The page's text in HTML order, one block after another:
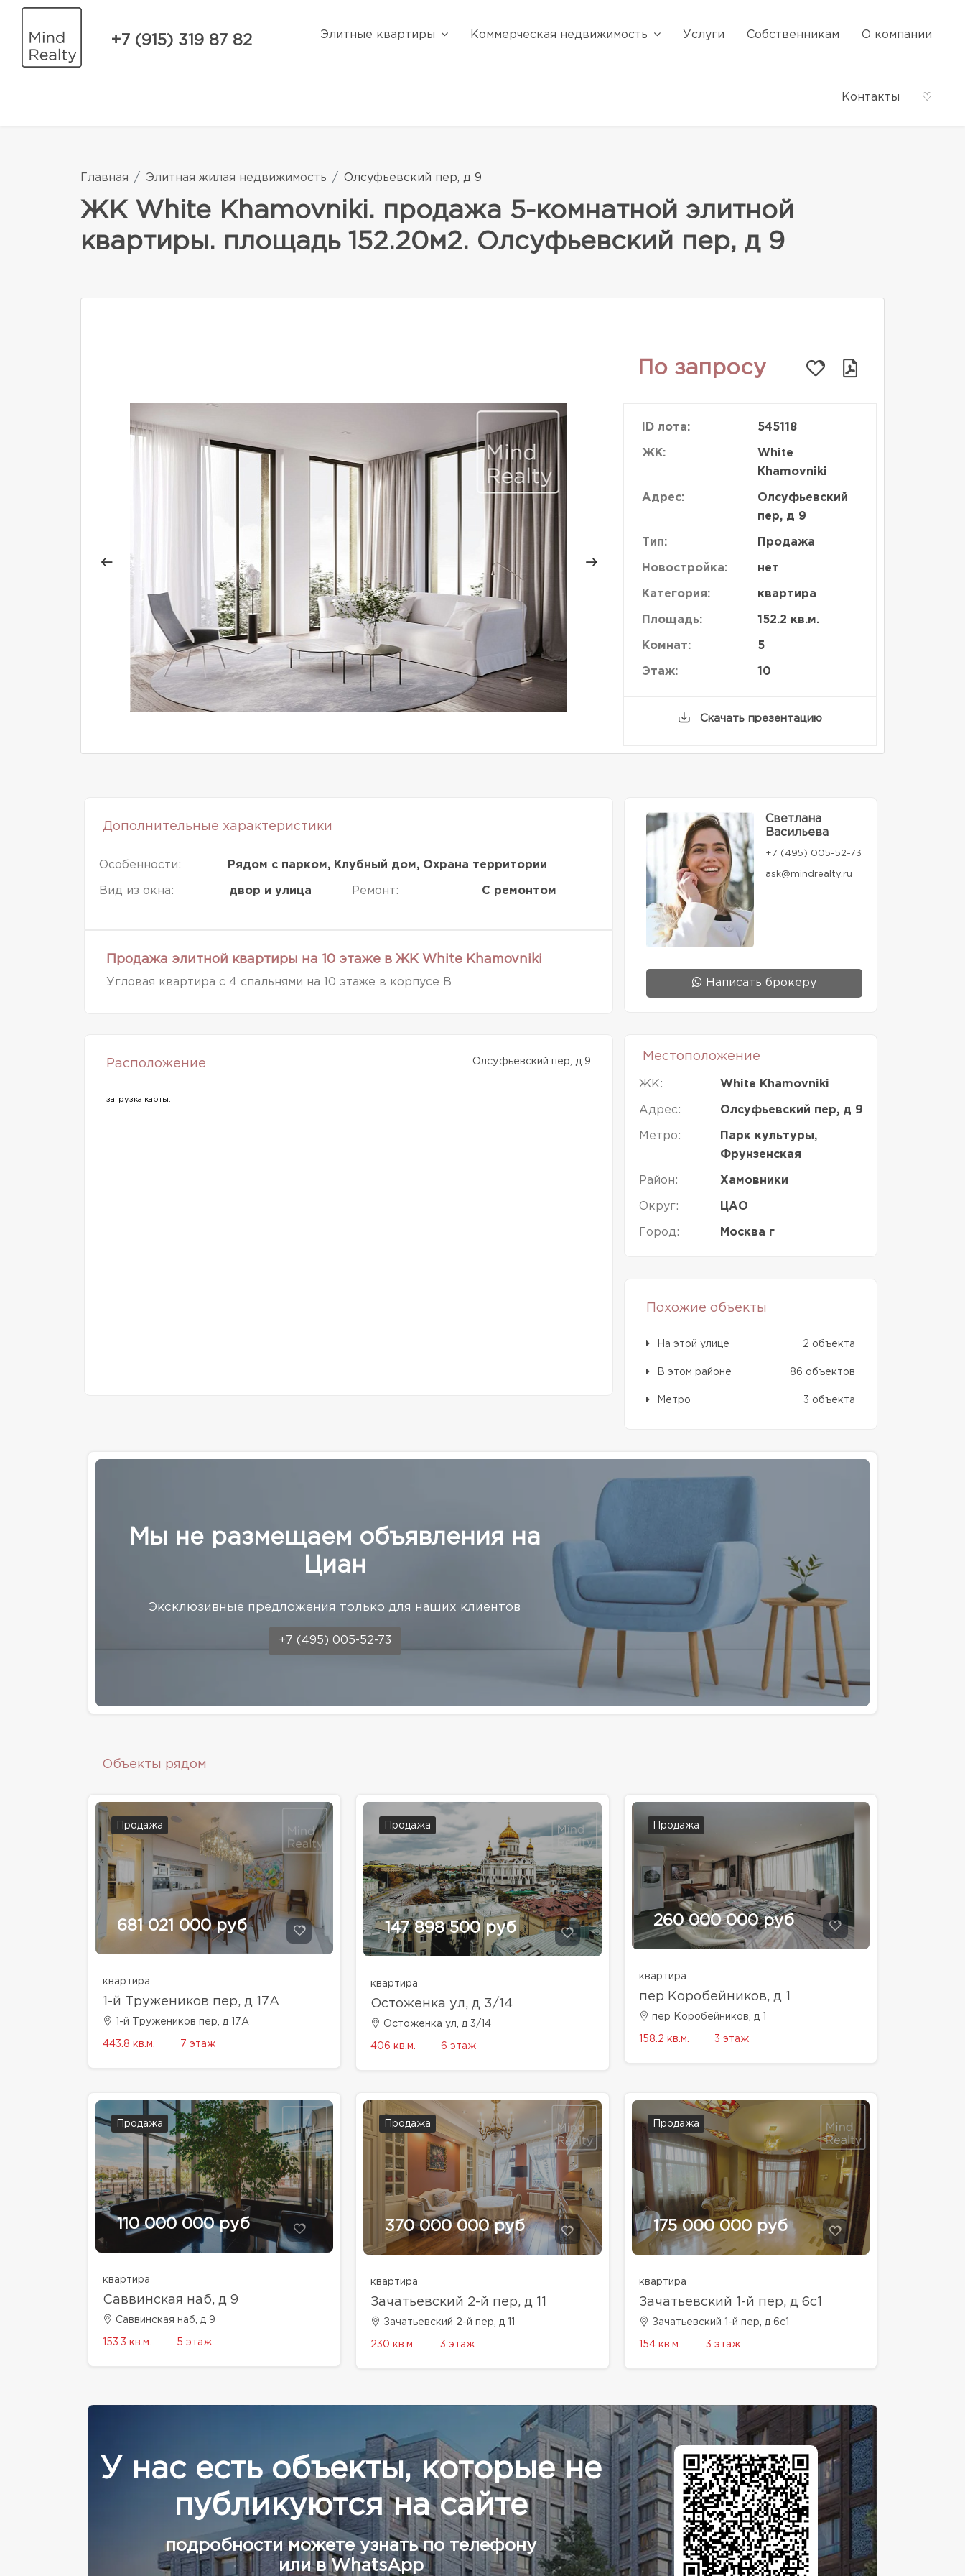
+7 (915) 319 87 82 Элитные квартиры Коммерческая недвижимость Услуги Собственникам О компании
Контакты ♡
Главная Элитная жилая недвижимость Олсуфьевский пер, д 9
ЖК White Khamovniki. продажа 5-комнатной элитной
квартиры. площадь 152.20м2. Олсуфьевский пер, д 9
По запросу
ID лота: 545118
ЖК:
White
Khamovniki
Адрес:
Олсуфьевский
пер, д 9
Тип: Продажа
Новостройка: нет
Категория: квартира
Площадь: 152.2 кв.м.
Комнат: 5
Этаж: 10
Скачать презентацию
Дополнительные характеристики
Особенности: Рядом с парком, Клубный дом, Охрана территории
Вид из окна: двор и улица Ремонт: С ремонтом
Продажа элитной квартиры на 10 этаже в ЖК White Khamovniki
Угловая квартира с 4 спальнями на 10 этаже в корпусе В
Светлана
Васильева
+7 (495) 005-52-73
ask@mindrealty.ru
Написать брокеру
Расположение Олсуфьевский пер, д 9
загрузка карты...
Местоположение
ЖК: White Khamovniki
Адрес: Олсуфьевский пер, д 9
Метро:
Парк культуры,
Фрунзенская
Район: Хамовники
Округ: ЦАО
Город: Москва г
Похожие объекты
На этой улице 2 объекта
В этом районе 86 объектов
Метро 3 объекта
Мы не размещаем объявления на
Циан
Эксклюзивные предложения только для наших клиентов
+7 (495) 005-52-73
Объекты рядом
Продажа
681 021 000 руб
квартира
1-й Тружеников пер, д 17А
1-й Тружеников пер, д 17А
443.8 кв.м. 7 этаж
Продажа
147 898 500 руб
квартира
Остоженка ул, д 3/14
Остоженка ул, д 3/14
406 кв.м. 6 этаж
Продажа
260 000 000 руб
квартира
пер Коробейников, д 1
пер Коробейников, д 1
158.2 кв.м. 3 этаж
Продажа
110 000 000 руб
квартира
Саввинская наб, д 9
Саввинская наб, д 9
153.3 кв.м. 5 этаж
Продажа
370 000 000 руб
квартира
Зачатьевский 2-й пер, д 11
Зачатьевский 2-й пер, д 11
230 кв.м. 3 этаж
Продажа
175 000 000 руб
квартира
Зачатьевский 1-й пер, д 6с1
Зачатьевский 1-й пер, д 6с1
154 кв.м. 3 этаж
У нас есть объекты, которые не
публикуются на сайте
подробности можете узнать по телефону
или в WhatsApp